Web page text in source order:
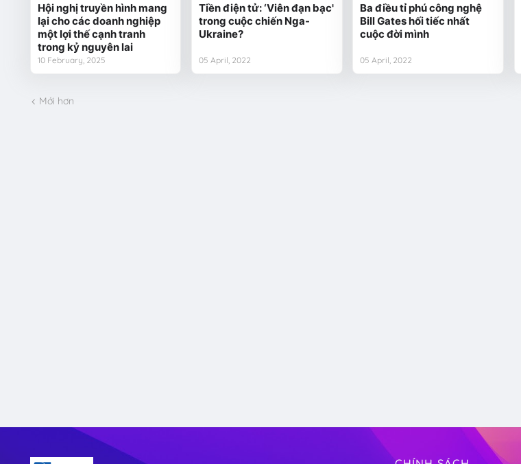
Hội nghị truyền hình mang
lại cho các doanh nghiệp
một lợi thế cạnh tranh
trong kỷ nguyên lai
10 February, 2025
Tiền điện tử: ‘Viên đạn bạc'
trong cuộc chiến Nga-
Ukraine?
05 April, 2022
Ba điều tỉ phú công nghệ
Bill Gates hối tiếc nhất
cuộc đời mình
05 April, 2022
Mới hơn